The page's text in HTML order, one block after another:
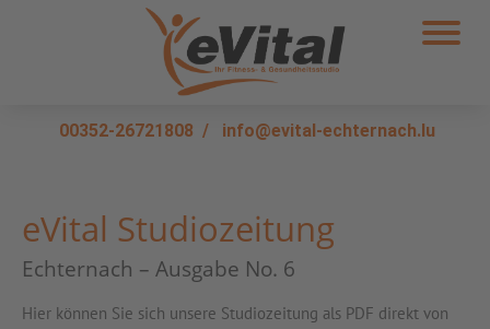
00352-26721808 / info@evital-echternach.lu
eVital Studiozeitung
Echternach – Ausgabe No. 6
Hier können Sie sich unsere Studiozeitung als PDF direkt von